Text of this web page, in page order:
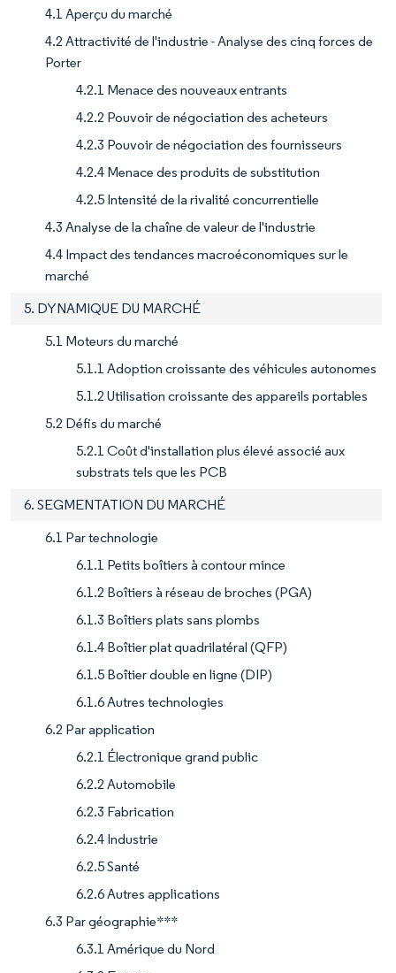
4.1 Aperçu du marché
4.2 Attractivité de l'industrie - Analyse des cinq forces de
Porter
4.2.1 Menace des nouveaux entrants
4.2.2 Pouvoir de négociation des acheteurs
4.2.3 Pouvoir de négociation des fournisseurs
4.2.4 Menace des produits de substitution
4.2.5 Intensité de la rivalité concurrentielle
4.3 Analyse de la chaîne de valeur de l'industrie
4.4 Impact des tendances macroéconomiques sur le
marché
5. DYNAMIQUE DU MARCHÉ
5.1 Moteurs du marché
5.1.1 Adoption croissante des véhicules autonomes
5.1.2 Utilisation croissante des appareils portables
5.2 Défis du marché
5.2.1 Coût d'installation plus élevé associé aux
substrats tels que les PCB
6. SEGMENTATION DU MARCHÉ
6.1 Par technologie
6.1.1 Petits boîtiers à contour mince
6.1.2 Boîtiers à réseau de broches (PGA)
6.1.3 Boîtiers plats sans plombs
6.1.4 Boîtier plat quadrilatéral (QFP)
6.1.5 Boîtier double en ligne (DIP)
6.1.6 Autres technologies
6.2 Par application
6.2.1 Électronique grand public
6.2.2 Automobile
6.2.3 Fabrication
6.2.4 Industrie
6.2.5 Santé
6.2.6 Autres applications
6.3 Par géographie***
6.3.1 Amérique du Nord